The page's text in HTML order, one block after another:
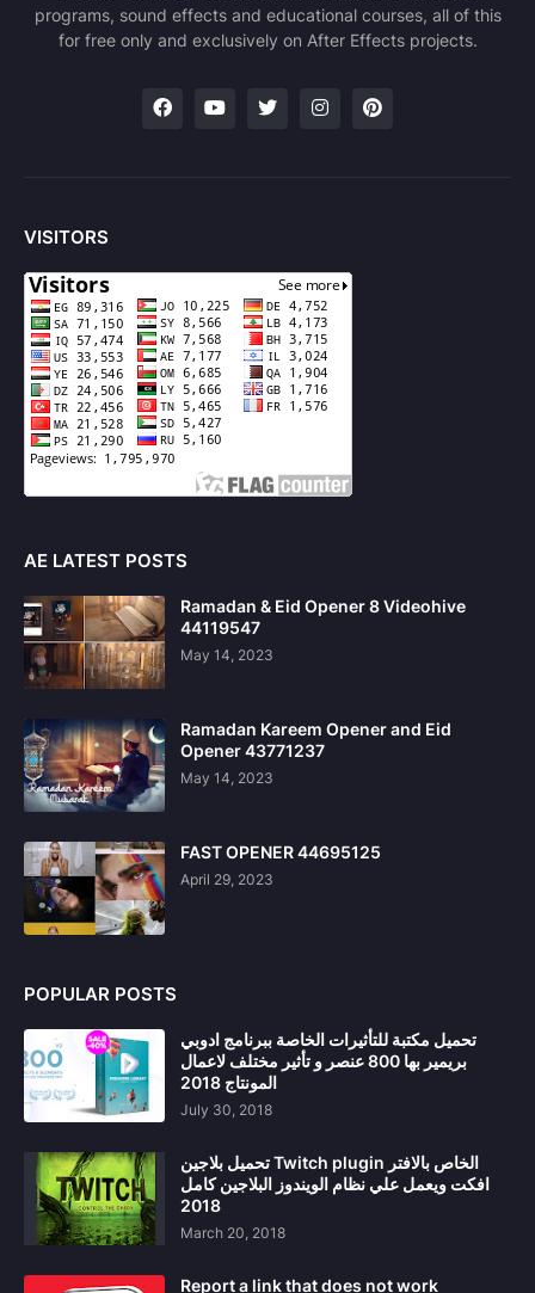
programs, sound effects and educational courses, all of this
for free only and exclusively on After Effects projects.
VISITORS
AE LATEST POSTS
Ramadan & Eid Opener 8 Videohive
44119547
May 14, 2023
Ramadan Kareem Opener and Eid
Opener 43771237
May 14, 2023
FAST OPENER 44695125
April 29, 2023
POPULAR POSTS
تحميل مكتبة للتأثيرات الخاصة ببرنامج ادوبي
بريمير بها 800 عنصر و تأثير مختلف لاعمال
المونتاج 2018
July 30, 2018
تحميل بلاجين Twitch plugin الخاص بالافتر
افكت ويعمل علي نظام الويندوز البلاجين كامل
2018
March 20, 2018
Report a link that does not work